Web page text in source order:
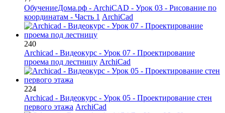
ОбучениеДома.рф - ArchiCAD - Урок 03 - Рисование по
координатам - Часть 1 ArchiCad
240
Archicad - Видеокурс - Урок 07 - Проектирование
проема под лестницу ArchiCad
224
Archicad - Видеокурс - Урок 05 - Проектирование стен
первого этажа ArchiCad